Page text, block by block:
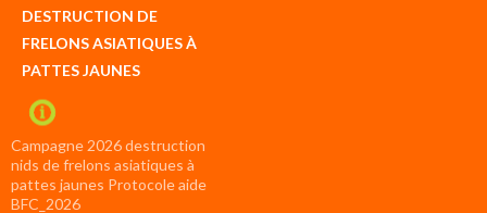
DESTRUCTION DE
FRELONS ASIATIQUES À
PATTES JAUNES
Campagne 2026 destruction
nids de frelons asiatiques à
pattes jaunes Protocole aide
BFC_2026